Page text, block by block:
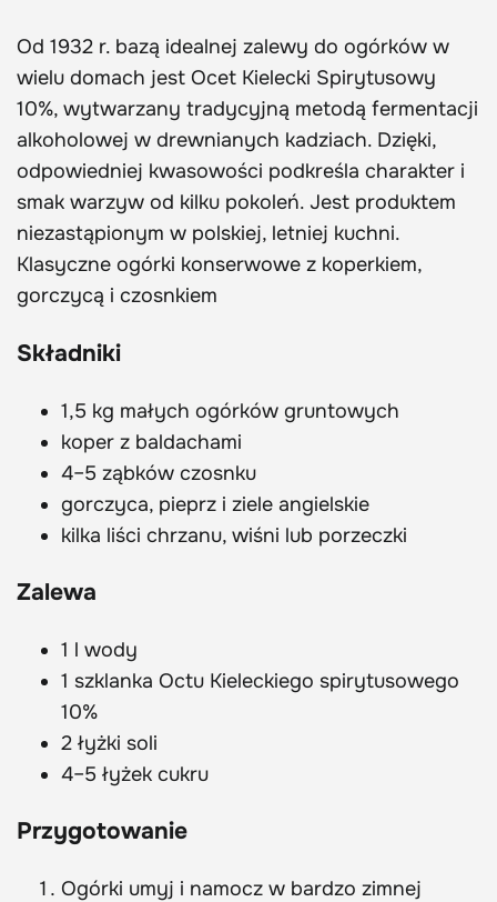
Od 1932 r. bazą idealnej zalewy do ogórków w
wielu domach jest Ocet Kielecki Spirytusowy
10%, wytwarzany tradycyjną metodą fermentacji
alkoholowej w drewnianych kadziach. Dzięki,
odpowiedniej kwasowości podkreśla charakter i
smak warzyw od kilku pokoleń. Jest produktem
niezastąpionym w polskiej, letniej kuchni.
Klasyczne ogórki konserwowe z koperkiem,
gorczycą i czosnkiem
Składniki
1,5 kg małych ogórków gruntowych
koper z baldachami
4–5 ząbków czosnku
gorczyca, pieprz i ziele angielskie
kilka liści chrzanu, wiśni lub porzeczki
Zalewa
1 l wody
1 szklanka Octu Kieleckiego spirytusowego
10%
2 łyżki soli
4–5 łyżek cukru
Przygotowanie
Ogórki umyj i namocz w bardzo zimnej